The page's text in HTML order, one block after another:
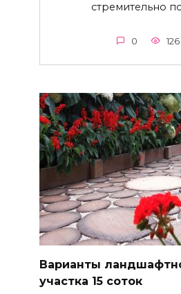
стремительно
0 126
Варианты
участка 15 соток